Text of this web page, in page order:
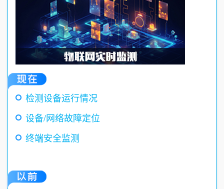
检测设备运行情况
设备/网络故障定位
终端安全监测